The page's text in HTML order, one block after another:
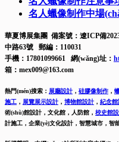
名人蠟像制作中場
華夏博展集團 備案號： 遼ICP備
中路63號 郵編：110031
手機：17801099661 網(wǎng)址：
箱：mex009@163.com
熱門(mén)搜索： 展廳設計 ， 硅膠像制作 ，
施工 ， 展覽展示設計 ， 博物館設計 ， 紀念館
術(shù)館設計，文化館，人防館， 校史館
計施工， 企業(yè)文化設計，智慧城市，智